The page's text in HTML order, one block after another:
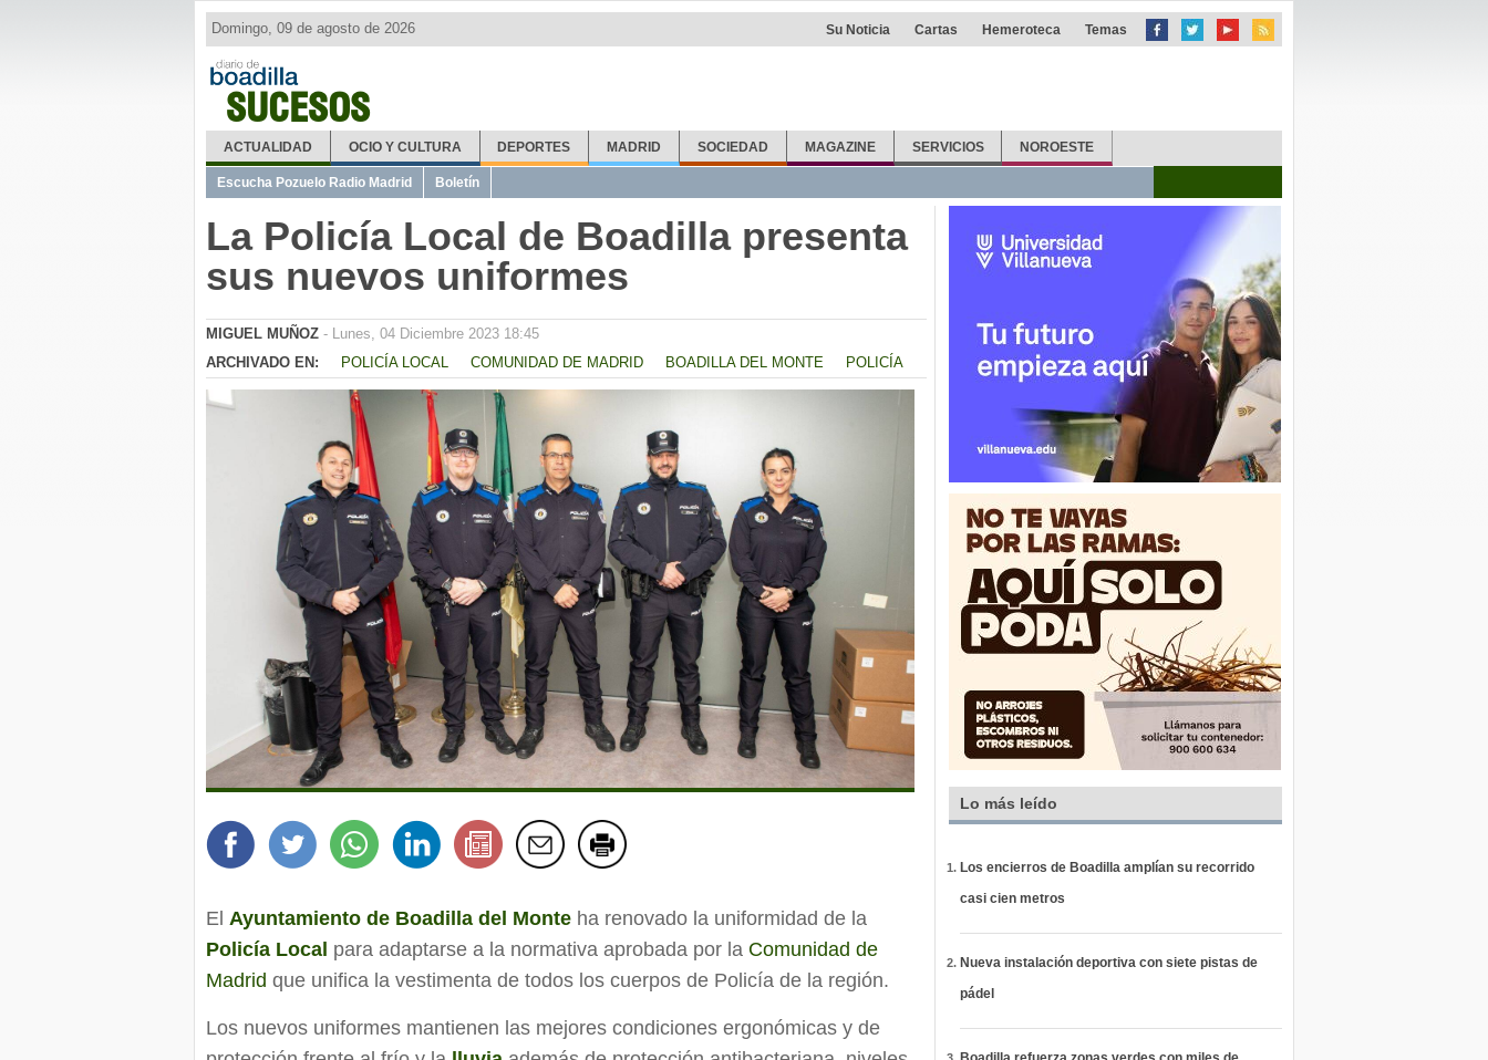
SUCESOS
Domingo, 09 de agosto de 2026 Su Noticia Cartas Hemeroteca Temas
ACTUALIDAD OCIO Y CULTURA DEPORTES MADRID SOCIEDAD MAGAZINE SERVICIOS NOROESTE
Escucha Pozuelo Radio Madrid Boletín
La Policía Local de Boadilla presenta
sus nuevos uniformes
MIGUEL MUÑOZ - Lunes, 04 Diciembre 2023 18:45
ARCHIVADO EN:
POLICÍA LOCAL COMUNIDAD DE MADRID BOADILLA DEL MONTE POLICÍA
El Ayuntamiento de Boadilla del Monte ha renovado la uniformidad de la
Policía Local para adaptarse a la normativa aprobada por la Comunidad de
Madrid que unifica la vestimenta de todos los cuerpos de Policía de la región.
Los nuevos uniformes mantienen las mejores condiciones ergonómicas y de
Lo más leído
Los encierros de Boadilla amplían su recorrido
casi cien metros
Nueva instalación deportiva con siete pistas de
pádel